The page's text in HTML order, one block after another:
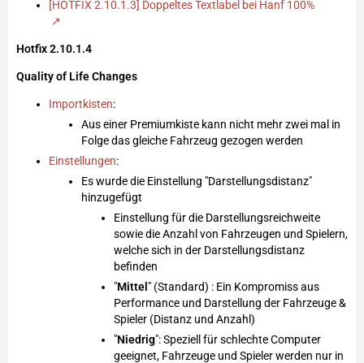
[HOTFIX 2.10.1.3] Doppeltes Textlabel bei Hanf 100%
Hotfix 2.10.1.4
Quality of Life Changes
Importkisten:
Aus einer Premiumkiste kann nicht mehr zwei mal in
Folge das gleiche Fahrzeug gezogen werden
Einstellungen:
Es wurde die Einstellung "Darstellungsdistanz"
hinzugefügt
Einstellung für die Darstellungsreichweite
sowie die Anzahl von Fahrzeugen und Spielern,
welche sich in der Darstellungsdistanz
befinden
"Mittel " (Standard) : Ein Kompromiss aus
Performance und Darstellung der Fahrzeuge &
Spieler (Distanz und Anzahl)
"Niedrig": Speziell für schlechte Computer
geeignet, Fahrzeuge und Spieler werden nur in